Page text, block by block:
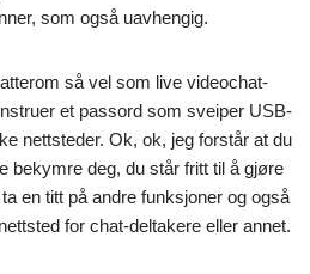
som også uavhengig.
så vel som live videochat-
et passord som sveiper USB-
nettsteder. Ok, ok, jeg forstår at du
bekymre deg, du står fritt til å gjøre
en titt på andre funksjoner og også
for chat-deltakere eller annet.